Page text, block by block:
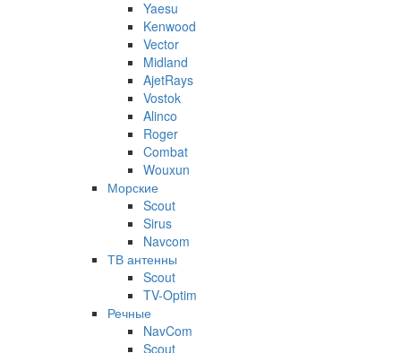
Yaesu
Kenwood
Vector
Midland
AjetRays
Vostok
Alinco
Roger
Combat
Wouxun
Морские
Scout
Sirus
Navcom
ТВ антенны
Scout
TV-Optim
Речные
NavCom
Scout